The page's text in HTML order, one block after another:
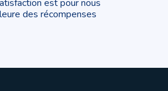
est pour nous
des récompenses